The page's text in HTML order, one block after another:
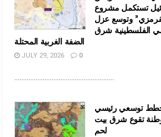
تستكمل مشروع
وتوسع عزل
الفلسطينية شرق
الضفة الغربية المحتلة
JULY 29, 2026 0
........................................................
توسعي رئيسي
تقوع شرق بيت
لحم